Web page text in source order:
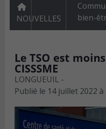
NOUVELLES
bien-
Le TSO est
CISSSME
LONGUEUIL -
Publié le 14 juillet 2022 à